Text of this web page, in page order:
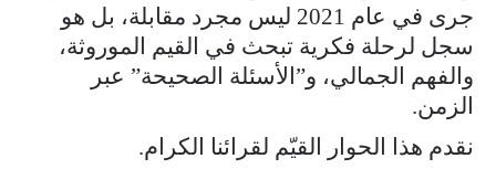
جرى في عام 2021 ليس مجرد مقابلة، بل هو
سجل لرحلة فكرية تبحث في القيم الموروثة،
والفهم الجمالي، و”الأسئلة الصحيحة” عبر
الزمن.
نقدم هذا الحوار القيّم لقرائنا الكرام.